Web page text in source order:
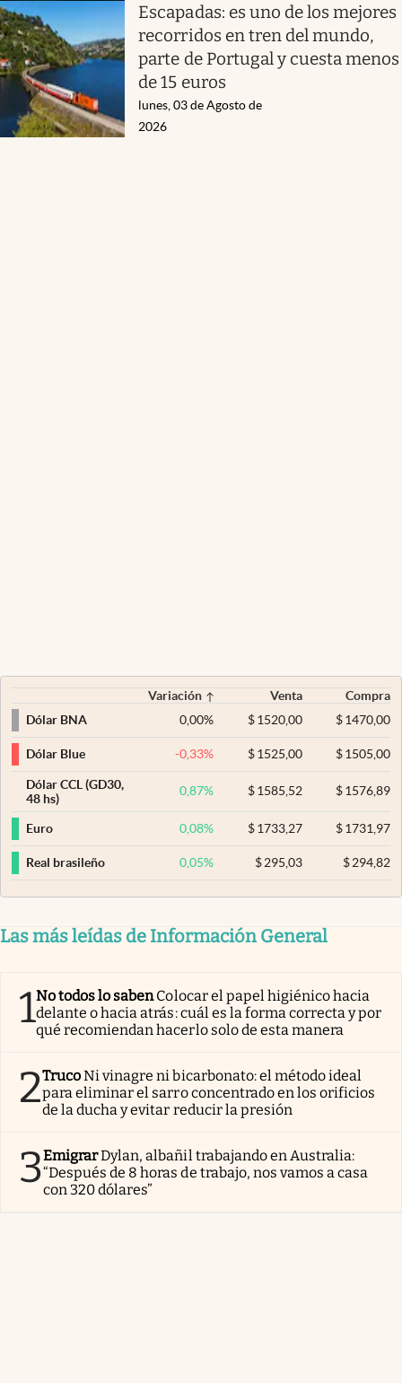
Escapadas: es uno de los mejores
recorridos en tren del mundo,
parte de Portugal y cuesta menos
de 15 euros
lunes, 03 de Agosto de
2026
Variación Venta
Compra
Dólar BNA
0,00% $ 1520,00 $1470,00
Dólar Blue -0,33% $ 1525,00 $1505,00
Dólar CCL (GD30,
48 hs)
0,87% $ 1585,52 $1576,89
Euro 0,08% $ 1733,27 $1731,97
Real brasileño 0,05% $ 295,03 $294,82
Las más leídas de Información General
1No todos lo sabenColocar el papel higiénico hacia
delante o hacia atrás: cuál es la forma correcta y por
qué recomiendan hacerlo solo de esta manera
2TrucoNi vinagre ni bicarbonato: el método ideal
para eliminar el sarro concentrado en los orificios
de la ducha y evitar reducir la presión
3EmigrarDylan, albañil trabajando en Australia:
“Después de 8 horas de trabajo, nos vamos a casa
con 320 dólares”